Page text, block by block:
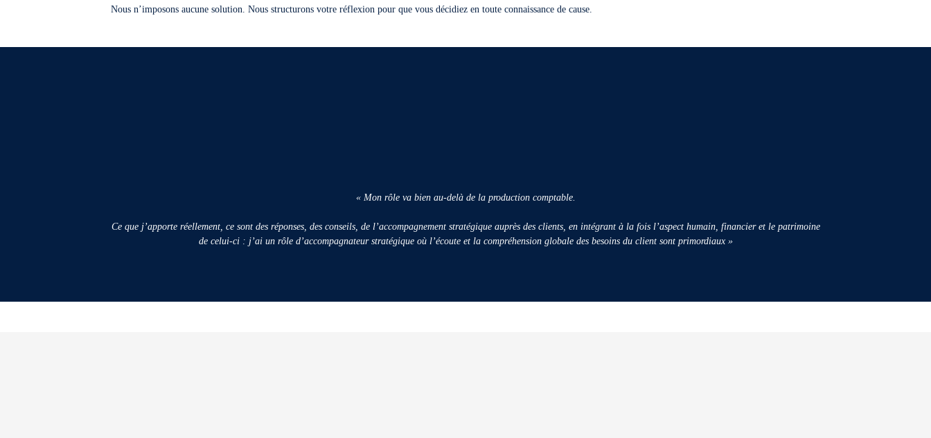
Nous n’imposons aucune solution. Nous structurons votre réflexion pour que vous décidiez en toute connaissance de cause.
« Mon rôle va bien au-delà de la production comptable.
Ce que j’apporte réellement, ce sont des réponses, des conseils, de l’accompagnement stratégique auprès des clients, en intégrant à la fois l’aspect humain, financier et le patrimoine
de celui-ci : j’ai un rôle d’accompagnateur stratégique où l’écoute et la compréhension globale des besoins du client sont primordiaux »